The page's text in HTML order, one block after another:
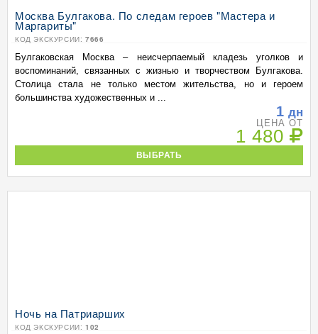
Москва Булгакова. По следам героев "Мастера и
Маргариты"
КОД ЭКСКУРСИИ: 7666
Булгаковская Москва – неисчерпаемый кладезь уголков и
воспоминаний, связанных с жизнью и творчеством Булгакова.
Столица стала не только местом жительства, но и героем
большинства художественных и ...
1 дн
ЦЕНА ОТ
1 480
ВЫБРАТЬ
Ночь на Патриарших
КОД ЭКСКУРСИИ: 102